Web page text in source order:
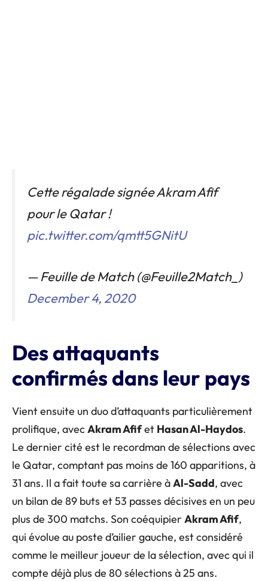
Cette régalade signée Akram Afif
pour le Qatar !
pic.twitter.com/qmtt5GNitU
— Feuille de Match (@Feuille2Match_)
December 4, 2020
Des attaquants
confirmés dans leur pays
Vient ensuite un duo d’attaquants particulièrement
prolifique, avecAkram Afifet Hasan Al-Haydos.
Le dernier cité est le recordman de sélections avec
le Qatar, comptant pas moins de 160 apparitions, à
31 ans. Il a fait toute sa carrière àAl-Sadd, avec
un bilan de 89 buts et 53 passes décisives en un peu
plus de 300 matchs. Son coéquipier Akram Afif,
qui évolue au poste d’ailier gauche, est considéré
comme le meilleur joueur de la sélection, avec qui il
compte déjà plus de 80 sélections à 25 ans.